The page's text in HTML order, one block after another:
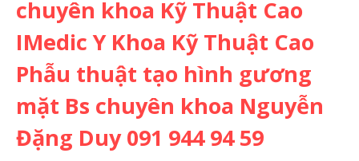
chuyên khoa Kỹ Thuật Cao
IMedic Y Khoa Kỹ Thuật Cao
Phẫu thuật tạo hình gương
mặt Bs chuyên khoa Nguyễn
Đặng Duy 091 944 94 59